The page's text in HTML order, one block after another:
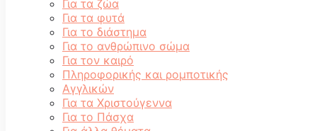
Για τα ζώα
Για τα φυτά
Για το διάστημα
Για το ανθρώπινο σώμα
Για τον καιρό
Πληροφορικής και ρομποτικής
Αγγλικών
Για τα Χριστούγεννα
Για το Πάσχα